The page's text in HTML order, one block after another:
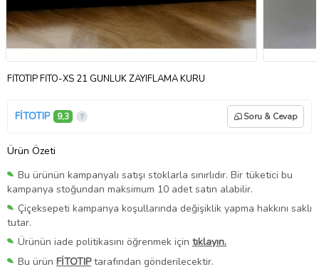
FİTOTIP FİTO-XS 21 GÜNLÜK ZAYIFLAMA KÜRÜ
FİTOTIP 9,3 Soru & Cevap
Ürün Özeti
Bu ürünün kampanyalı satışı stoklarla sınırlıdır. Bir tüketici bu
kampanya stoğundan maksimum 10 adet satın alabilir.
Çiçeksepeti kampanya koşullarında değişiklik yapma hakkını saklı
tutar.
Ürünün iade politikasını öğrenmek için tıklayın.
Bu ürün FİTOTIPtarafından gönderilecektir.